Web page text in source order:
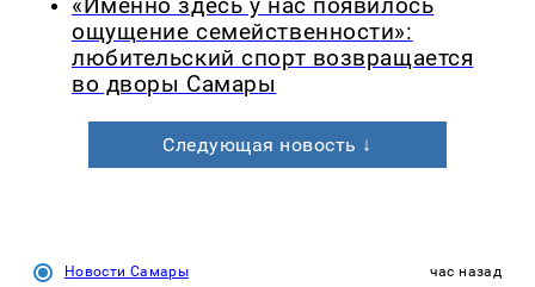
«Именно здесь у нас появилось
ощущение семейственности»:
любительский спорт возвращается
во дворы Самары
Следующая новость ↓
Новости Самары час назад